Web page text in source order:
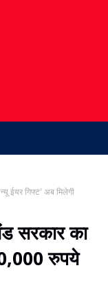
ईयर गिफ्ट' अब मिलेगी
सरकार का
रुपये